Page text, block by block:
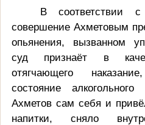
В
совершение Ахметовым
опьянения, вызванном
суд признаёт в
отягчающего
состояние
Ахметов сам себя и
напитки, сняло